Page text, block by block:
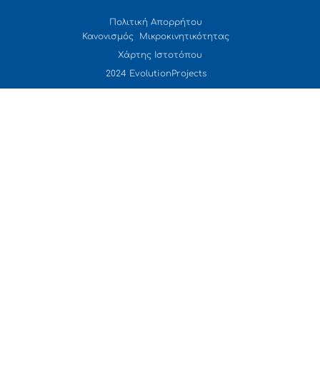
Πολιτική Απορρήτου
Κανονισμός Μικροκινητικότητας
Χάρτης Ιστοτόπου
2024 EvolutionProjects